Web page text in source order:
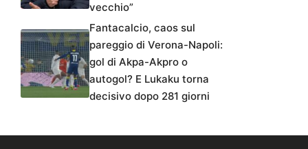
vecchio”
Fantacalcio, caos sul
pareggio di Verona-Napoli:
gol di Akpa-Akpro o
autogol? E Lukaku torna
decisivo dopo 281 giorni